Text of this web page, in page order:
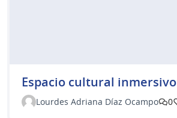
Espacio cultural inmersivo
Lourdes Adriana Díaz Ocampo
0